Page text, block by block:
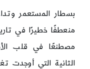
بسطار المستعمر
منعطفًا خطيرًا في
مصطنعًا في قلب
الثانية التي أوجدت